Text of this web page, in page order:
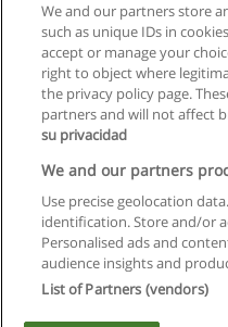
We and our partners store
such as unique IDs in
accept or manage your
right to object where
the privacy policy page.
partners and will not affect
su privacidad
We and our partners
Use precise geolocation
identification. Store and/or
Personalised ads and
audience insights and
List of Partners (vendors)